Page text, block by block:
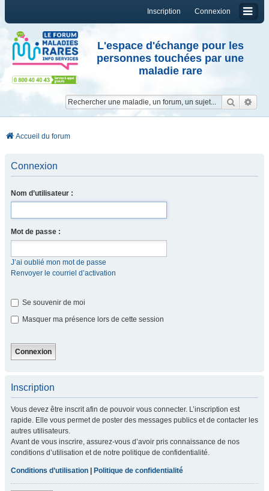
Connexion
Inscription
L'espace d'échange pour les
personnes touchées par une
maladie rare
Accueil du forum
Connexion
Nom d’utilisateur :
Mot de passe :
J’ai oublié mon mot de passe
Renvoyer le courriel d’activation
Se souvenir de moi
Masquer ma présence lors de cette session
Inscription
Vous devez être inscrit afin de pouvoir vous connecter. L’inscription est
rapide. Elle vous permet de poster des messages publics et de contacter les
autres utilisateurs.
Avant de vous inscrire, assurez-vous d’avoir pris connaissance de nos
conditions d’utilisation et de notre politique de confidentialité.
Conditions d’utilisation Politique de confidentialité